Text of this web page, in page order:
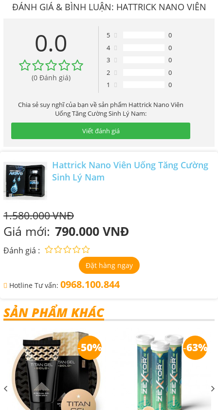
ĐÁNH GIÁ & BÌNH LUẬN: HATTRICK NANO VIÊN
UỐNG TĂNG CƯỜNG SINH LÝ NAM
0.0
(0 Đánh giá)
5
0
4
0
3
0
2
0
1
0
Chia sẻ suy nghĩ của bạn về sản phẩm Hattrick Nano Viên
Uống Tăng Cường Sinh Lý Nam:
Viết đánh giá
Hattrick Nano Viên Uống Tăng Cường
Sinh Lý Nam
1.580.000 VNĐ
Giá mới: 790.000 VNĐ
Đánh giá :
Đặt hàng ngay
Hotline Tư vấn: 0968.100.844
SẢN PHẨM KHÁC
-50% -63%